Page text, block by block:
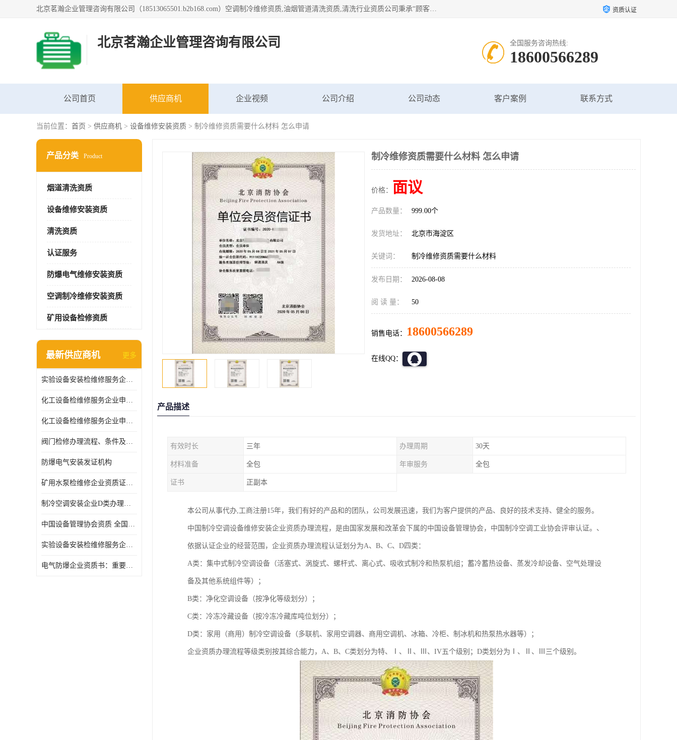
北京茗瀚企业管理咨询有限公司（18513065501.b2b168.com）空调制冷维修资质,油烟管道清洗资质,清洗行业资质公司秉承“顾客至上，锐意进缺的经营理念，我们提供高质量的产品，坚持“客户”的原则为广大客户提供贴心服务。如果你对公司的产品感兴趣，可以联系高经理，我们会用好的产品和服务让您满意。 资质认证
北京茗瀚企业管理咨询有限公司 全国服务咨询热线:
18600566289
公司首页 供应商机 企业视频 公司介绍 公司动态 客户案例 联系方式
当前位置： 首页 > 供应商机 > 设备维修安装资质 > 制冷维修资质需要什么材料 怎么申请
产品分类 Product
烟道清洗资质
设备维修安装资质
清洗资质
认证服务
防爆电气维修安装资质
空调制冷维修安装资质
矿用设备检修资质
最新供应商机 更多
实验设备安装检维修服务企业申报要求和流程
化工设备检维修服务企业申报条件.
化工设备检维修服务企业申报条件
阀门检修办理流程、条件及费用
防爆电气安装发证机构
矿用水泵检维修企业资质证办理流程及费用
制冷空调安装企业D类办理要求
中国设备管理协会资质 全国均可办理
实验设备安装检维修服务企业申报要求和流程.
​电气防爆企业资质书：重要性及作用
制冷维修资质需要什么材料 怎么申请
价格： 面议
产品数量： 999.00个
发货地址： 北京市海淀区
关键词： 制冷维修资质需要什么材料
发布日期： 2026-08-08
阅 读 量： 50
销售电话： 18600566289
在线QQ：
产品描述
有效时长 三年 办理周期 30天
材料准备 全包 年审服务 全包
证书 正副本
本公司从事代办,工商注册15年，我们有好的产品和的团队，公司发展迅速，我们为客户提供的产品、良好的技术支持、健全的服务。
中国制冷空调设备维修安装企业资质办理流程，是由国家发展和改革会下属的中国设备管理协会，中国制冷空调工业协会评审认证。、
依据认证企业的经营范围，企业资质办理流程认证划分为A、B、C、D四类：
A类：集中式制冷空调设备（活塞式、涡旋式、螺杆式、离心式、吸收式制冷和热泵机组；蓄冷蓄热设备、蒸发冷却设备、空气处理设
备及其他系统组件等）；
B类：净化空调设备（按净化等级划分）；
C类：冷冻冷藏设备（按冷冻冷藏库吨位划分）；
D类：家用（商用）制冷空调设备（多联机、家用空调器、商用空调机、冰箱、冷柜、制冰机和热泵热水器等）；
企业资质办理流程等级类别按其综合能力，A、B、C类划分为特、Ⅰ、Ⅱ、Ⅲ、IV五个级别；D类划分为Ⅰ、Ⅱ、Ⅲ三个级别。